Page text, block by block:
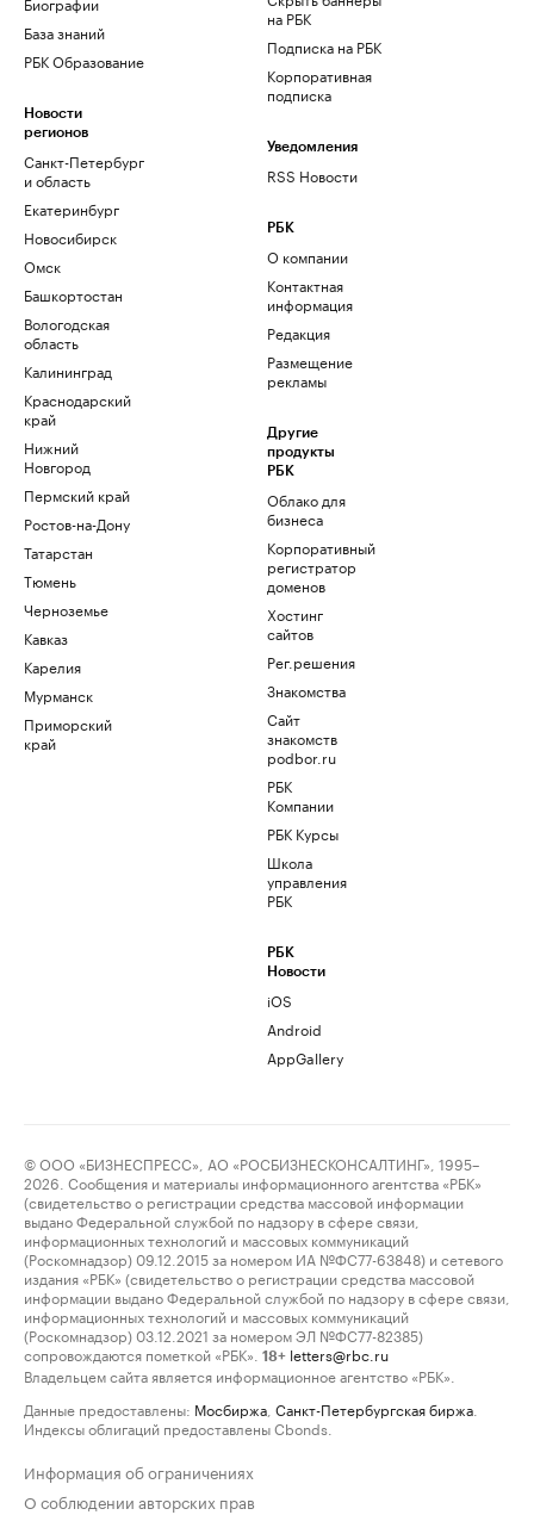
База знаний
РБК Образование
Новости
регионов
Санкт-Петербург
и область
Екатеринбург
Новосибирск
Омск
Башкортостан
Вологодская
область
Калининград
Краснодарский
край
Нижний
Новгород
Пермский край
Ростов-на-Дону
Татарстан
Тюмень
Черноземье
Кавказ
Карелия
Мурманск
Приморский
край
на РБК
Подписка на РБК
Корпоративная
подписка
Уведомления
RSS Новости
РБК
О компании
Контактная
информация
Редакция
Размещение
рекламы
Другие
продукты
РБК
Облако для
бизнеса
Корпоративный
регистратор
доменов
Хостинг
сайтов
Рег.решения
Знакомства
Сайт
знакомств
podbor.ru
РБК
Компании
РБК Курсы
Школа
управления
РБК
РБК
Новости
iOS
Android
AppGallery
© ООО «БИЗНЕСПРЕСС», АО «РОСБИЗНЕСКОНСАЛТИНГ», 1995–
2026. Сообщения и материалы информационного агентства «РБК»
(свидетельство о регистрации средства массовой информации
выдано Федеральной службой по надзору в сфере связи,
информационных технологий и массовых коммуникаций
(Роскомнадзор) 09.12.2015 за номером ИА №ФС77-63848) и сетевого
издания «РБК» (свидетельство о регистрации средства массовой
информации выдано Федеральной службой по надзору в сфере связи,
информационных технологий и массовых коммуникаций
(Роскомнадзор) 03.12.2021 за номером ЭЛ №ФС77-82385)
сопровождаются пометкой «РБК».
18+ letters@rbc.ru
Владельцем сайта является информационное агентство «РБК».
Данные предоставлены: Мосбиржа Санкт-Петербургская биржа
Индексы облигаций предоставлены Cbonds.
Информация об ограничениях
О соблюдении авторских прав